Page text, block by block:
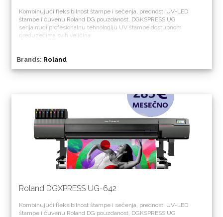
Kombinujući fleksibilnost štampe i sečenja, prednosti UV-LED
štampe i čuvenu Roland DG pouzdanost, DGKSPRESS UG
serija nudi profesionalnu tehnologiju UV štampe dostupnom
preduzećima svih veličina
Brands: Roland
Roland DGXPRESS UG-642
Kombinujući fleksibilnost štampe i sečenja, prednosti UV-LED
štampe i čuvenu Roland DG pouzdanost, DGKSPRESS UG